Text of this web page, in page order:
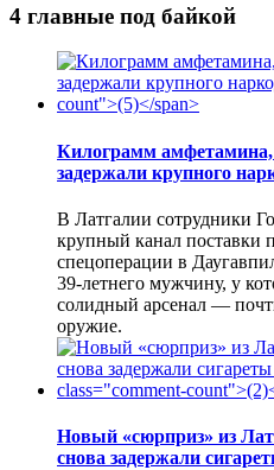
4 главные под байкой
Килограмм амфетамина,
задержали крупного
В Латгалии сотрудники
крупный канал поставки
спецоперации в
39-летнего мужчину, у
солидный арсенал —
оружие.
Новый «сюрприз» из
снова задержали